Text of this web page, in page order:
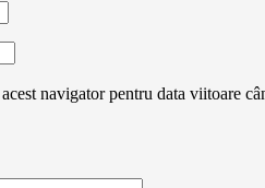
navigator pentru data viitoare